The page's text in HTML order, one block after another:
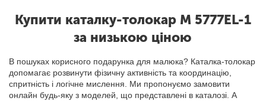
Купити каталку-толокар M 5777EL-1
за низькою ціною
В пошуках корисного подарунка для малюка? Каталка-толокар
допомагає розвинути фізичну активність та координацію,
спритність і логічне мислення. Ми пропонуємо замовити
онлайн будь-яку з моделей, що представлені в каталозі. А